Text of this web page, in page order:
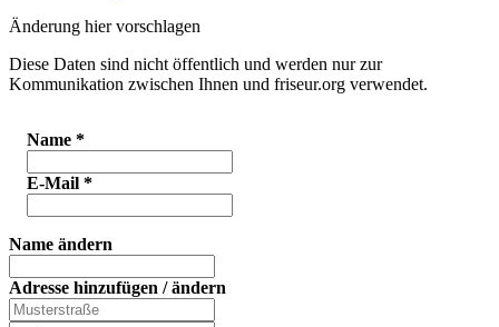
Änderung hier vorschlagen
Diese Daten sind nicht öffentlich und werden nur zur
Kommunikation zwischen Ihnen und friseur.org verwendet.
Name *
E-Mail *
Name ändern
Adresse hinzufügen / ändern